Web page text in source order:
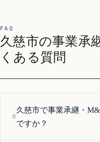
FAQ
久慈市の事業承
くある質問
久慈市で事業承継・
ですか？